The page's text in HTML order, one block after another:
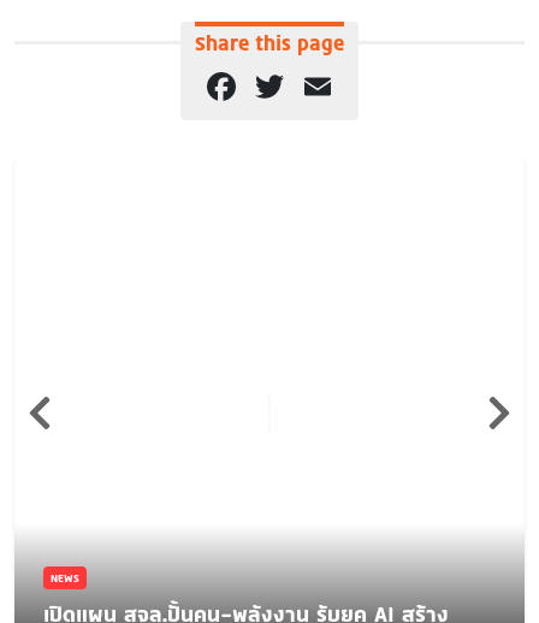
Share this page
Facebook
Twitter
NEWS
เปิดแผน สจล.ปั้นคน-พลังงาน รับยุค AI สร้าง